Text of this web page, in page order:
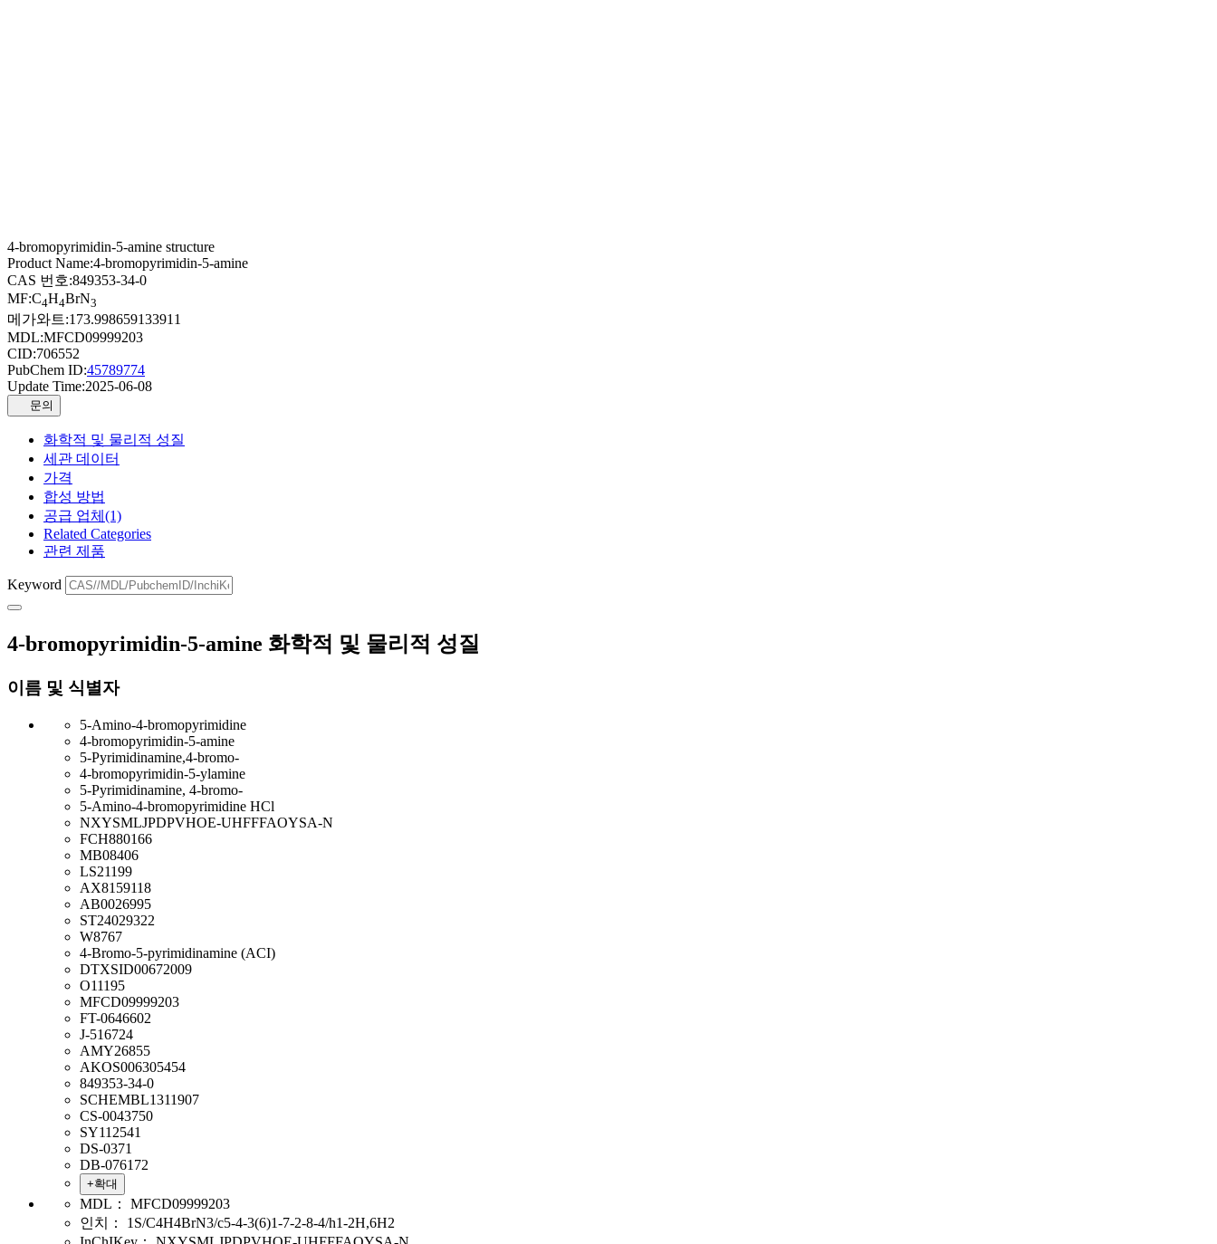
4-bromopyrimidin-5-amine structure
Product Name:4-bromopyrimidin-5-amine
CAS 번호:849353-34-0
MF:C4H4BrN3
메가와트:173.998659133911
MDL:MFCD09999203
CID:706552
PubChem ID:45789774
Update Time:2025-06-08
문의
화학적 및 물리적 성질
세관 데이터
가격
합성 방법
공급 업체(1)
Related Categories
관련 제품
Keyword
4-bromopyrimidin-5-amine 화학적 및 물리적 성질
이름 및 식별자
5-Amino-4-bromopyrimidine
4-bromopyrimidin-5-amine
5-Pyrimidinamine,4-bromo-
4-bromopyrimidin-5-ylamine
5-Pyrimidinamine, 4-bromo-
5-Amino-4-bromopyrimidine HCl
NXYSMLJPDPVHOE-UHFFFAOYSA-N
FCH880166
MB08406
LS21199
AX8159118
AB0026995
ST24029322
W8767
4-Bromo-5-pyrimidinamine (ACI)
DTXSID00672009
O11195
MFCD09999203
FT-0646602
J-516724
AMY26855
AKOS006305454
849353-34-0
SCHEMBL1311907
CS-0043750
SY112541
DS-0371
DB-076172
+확대
MDL：
MFCD09999203
인치：
1S/C4H4BrN3/c5-4-3(6)1-7-2-8-4/h1-2H,6H2